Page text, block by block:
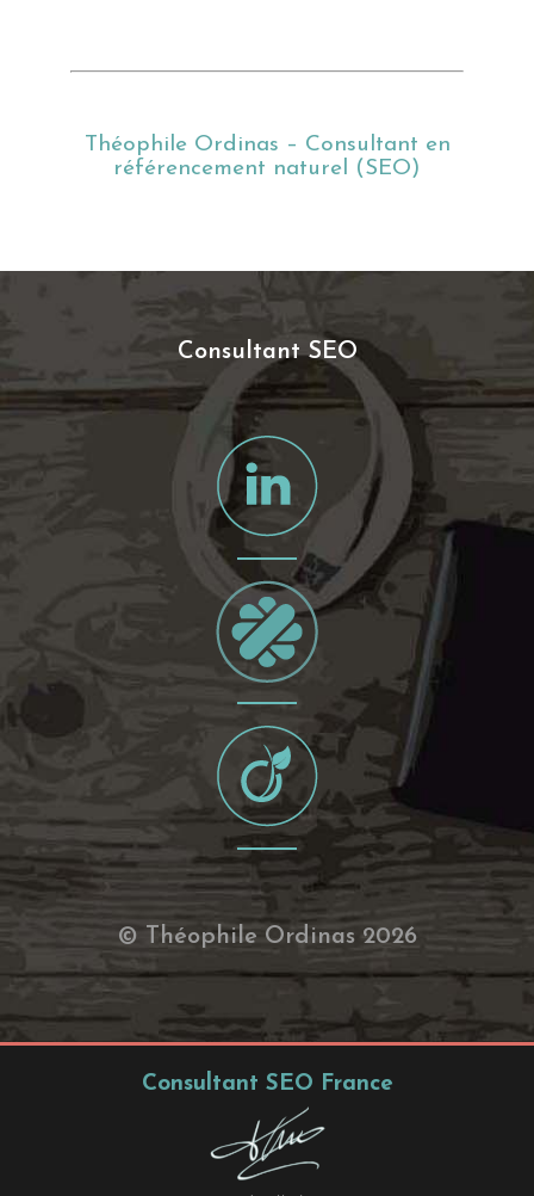
Théophile Ordinas – Consultant en
référencement naturel (SEO)
Consultant SEO
© Théophile Ordinas 2026
Consultant SEO France